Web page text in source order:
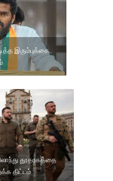
இரும்புக்கை..
தூதரகத்தை
திட்டம்